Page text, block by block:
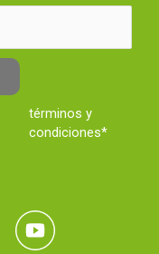
términos y
condiciones*